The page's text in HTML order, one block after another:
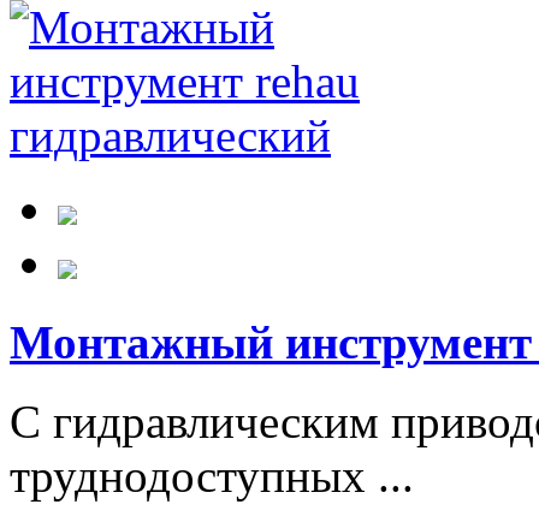
Монтажный инструмент
С гидравлическим
труднодоступных ...